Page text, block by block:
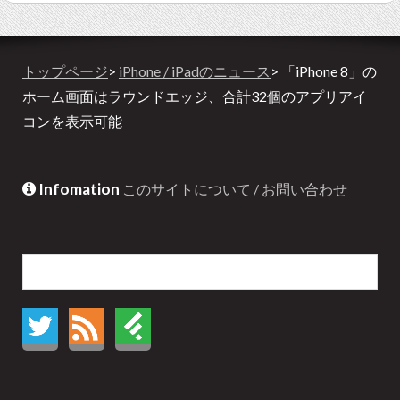
トップページ> iPhone / iPadのニュース > 「iPhone 8」の
ホーム画面はラウンドエッジ、合計32個のアプリアイ
コンを表示可能
Infomation このサイトについて / お問い合わせ